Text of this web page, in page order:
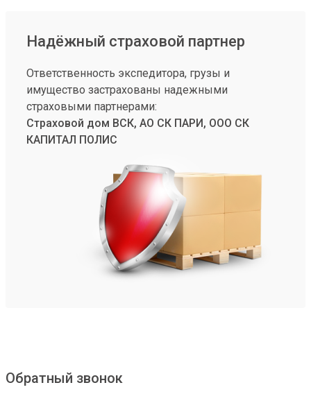
Надёжный страховой партнер
Ответственность экспедитора, грузы и
имущество застрахованы надежными
страховыми партнерами:
Страховой дом ВСК, АО СК ПАРИ, ООО СК
КАПИТАЛ ПОЛИС
Обратный звонок